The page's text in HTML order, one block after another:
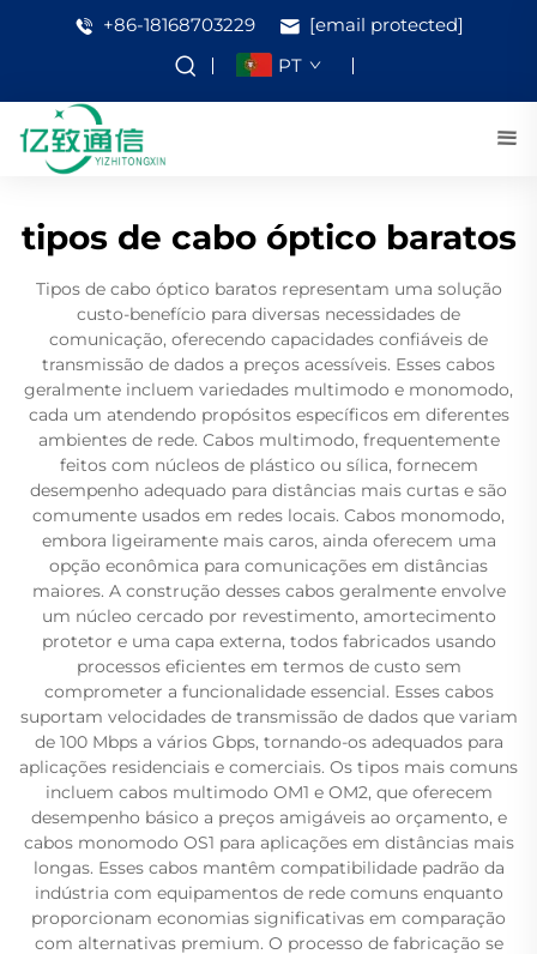
+86-18168703229
[email protected]
PT
tipos de cabo óptico baratos
Tipos de cabo óptico baratos representam uma solução
custo-benefício para diversas necessidades de
comunicação, oferecendo capacidades confiáveis de
transmissão de dados a preços acessíveis. Esses cabos
geralmente incluem variedades multimodo e monomodo,
cada um atendendo propósitos específicos em diferentes
ambientes de rede. Cabos multimodo, frequentemente
feitos com núcleos de plástico ou sílica, fornecem
desempenho adequado para distâncias mais curtas e são
comumente usados em redes locais. Cabos monomodo,
embora ligeiramente mais caros, ainda oferecem uma
opção econômica para comunicações em distâncias
maiores. A construção desses cabos geralmente envolve
um núcleo cercado por revestimento, amortecimento
protetor e uma capa externa, todos fabricados usando
processos eficientes em termos de custo sem
comprometer a funcionalidade essencial. Esses cabos
suportam velocidades de transmissão de dados que variam
de 100 Mbps a vários Gbps, tornando-os adequados para
aplicações residenciais e comerciais. Os tipos mais comuns
incluem cabos multimodo OM1 e OM2, que oferecem
desempenho básico a preços amigáveis ao orçamento, e
cabos monomodo OS1 para aplicações em distâncias mais
longas. Esses cabos mantêm compatibilidade padrão da
indústria com equipamentos de rede comuns enquanto
proporcionam economias significativas em comparação
com alternativas premium. O processo de fabricação se